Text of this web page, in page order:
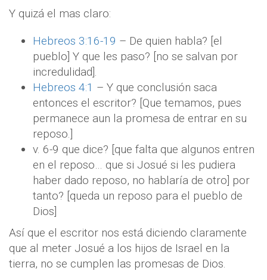
Y quizá el mas claro:
Hebreos 3:16-19 – De quien habla? [el
pueblo] Y que les paso? [no se salvan por
incredulidad].
Hebreos 4:1 – Y que conclusión saca
entonces el escritor? [Que temamos, pues
permanece aun la promesa de entrar en su
reposo.]
v. 6-9 que dice? [que falta que algunos entren
en el reposo… que si Josué si les pudiera
haber dado reposo, no hablaría de otro] por
tanto? [queda un reposo para el pueblo de
Dios]
Así que el escritor nos está diciendo claramente
que al meter Josué a los hijos de Israel en la
tierra, no se cumplen las promesas de Dios.